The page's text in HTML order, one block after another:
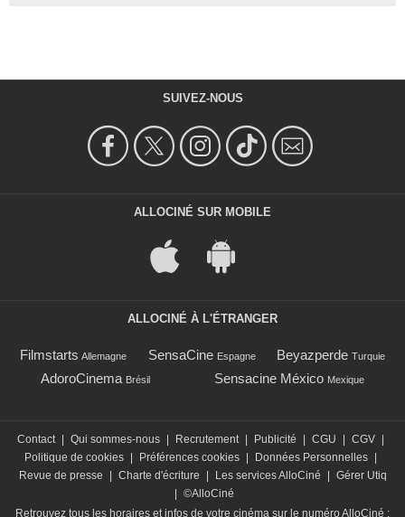
SUIVEZ-NOUS
ALLOCINÉ SUR MOBILE
ALLOCINÉ À L'ÉTRANGER
Filmstarts Allemagne SensaCine Espagne Beyazperde Turquie
AdoroCinema Brésil Sensacine México Mexique
Contact | Qui sommes-nous | Recrutement | Publicité | CGU | CGV |
Politique de cookies | Préférences cookies | Données Personnelles |
Revue de presse
| Charte d'écriture | Les services AlloCiné | Gérer Utiq
| ©AlloCiné
Retrouvez tous les horaires et infos de votre cinéma sur le numéro AlloCiné :